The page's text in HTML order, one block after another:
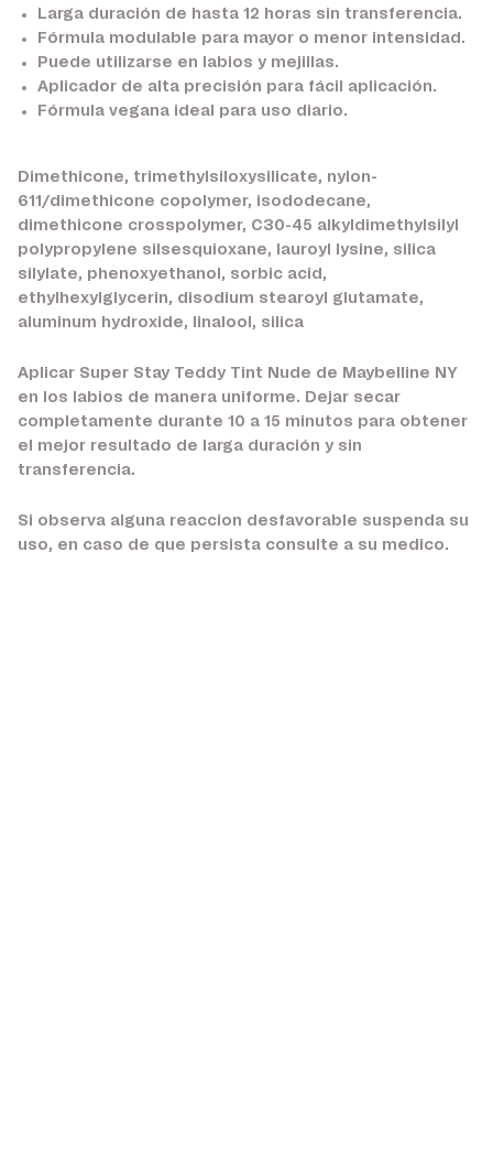
Larga duración de hasta 12 horas sin transferencia.
Fórmula modulable para mayor o menor intensidad.
Puede utilizarse en labios y mejillas.
Aplicador de alta precisión para fácil aplicación.
Fórmula vegana ideal para uso diario.
Dimethicone, trimethylsiloxysilicate, nylon-
611/dimethicone copolymer, isododecane,
dimethicone crosspolymer, C30-45 alkyldimethylsilyl
polypropylene silsesquioxane, lauroyl lysine, silica
silylate, phenoxyethanol, sorbic acid,
ethylhexylglycerin, disodium stearoyl glutamate,
aluminum hydroxide, linalool, silica
Aplicar Super Stay Teddy Tint Nude de Maybelline NY
en los labios de manera uniforme. Dejar secar
completamente durante 10 a 15 minutos para obtener
el mejor resultado de larga duración y sin
transferencia.
Si observa alguna reaccion desfavorable suspenda su
uso, en caso de que persista consulte a su medico.